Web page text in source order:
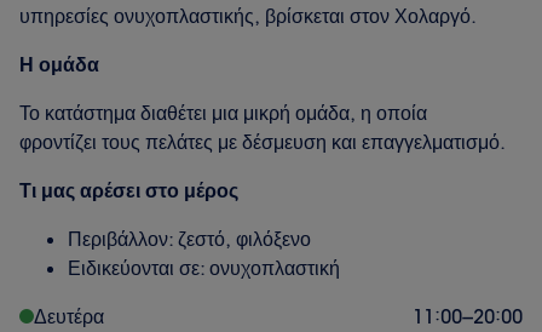
υπηρεσίες ονυχοπλαστικής, βρίσκεται στον Χολαργό.
Η ομάδα
Το κατάστημα διαθέτει μια μικρή ομάδα, η οποία
φροντίζει τους πελάτες με δέσμευση και επαγγελματισμό.
Τι μας αρέσει στο μέρος
Περιβάλλον: ζεστό, φιλόξενο
Ειδικεύονται σε: ονυχοπλαστική
Δευτέρα
11:00–20:00